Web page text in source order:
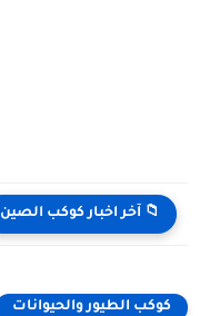
📁 آخر اخبار كوكب الصين
كوكب الطيور والحيوانات